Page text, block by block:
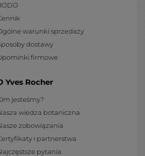
warunki sprzedaży
dostawy
firmowe
Yves Rocher
jesteśmy?
wiedza botaniczna
zobowiązania
i partnerstwa
pytania